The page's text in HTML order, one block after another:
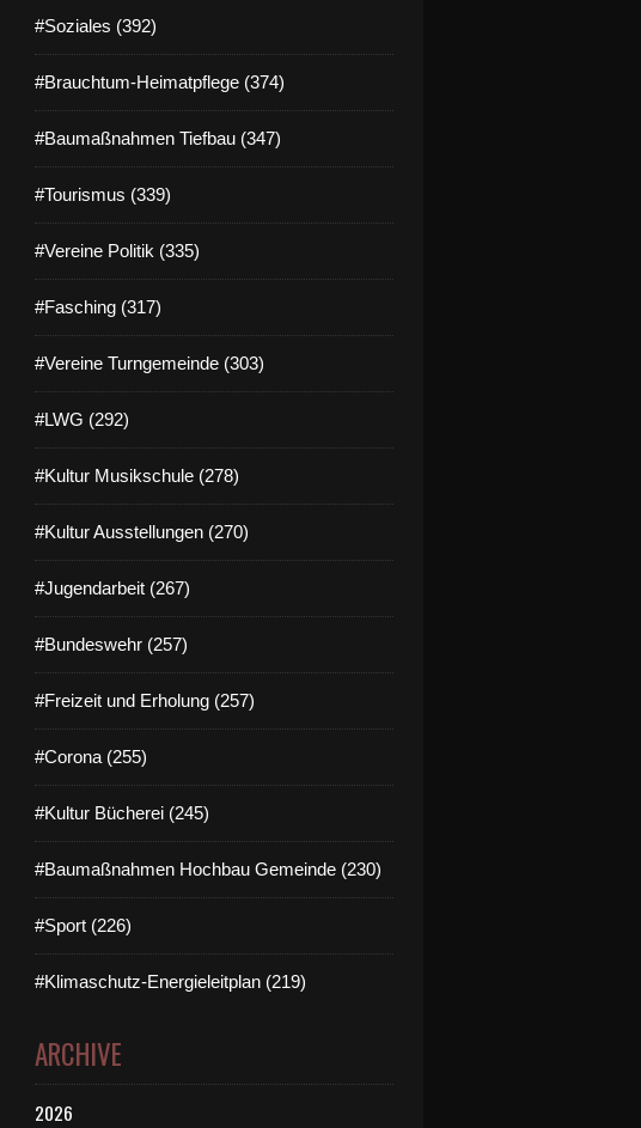
#Soziales (392)
#Brauchtum-Heimatpflege (374)
#Baumaßnahmen Tiefbau (347)
#Tourismus (339)
#Vereine Politik (335)
#Fasching (317)
#Vereine Turngemeinde (303)
#LWG (292)
#Kultur Musikschule (278)
#Kultur Ausstellungen (270)
#Jugendarbeit (267)
#Bundeswehr (257)
#Freizeit und Erholung (257)
#Corona (255)
#Kultur Bücherei (245)
#Baumaßnahmen Hochbau Gemeinde (230)
#Sport (226)
#Klimaschutz-Energieleitplan (219)
ARCHIVE
2026